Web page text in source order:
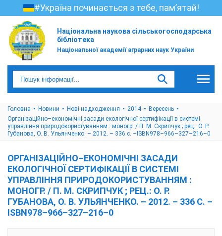
#Україна починається з тебе, пам’ятай!
Національна наукова сільськогосподарська
бібліотека
Національної академії аграрних наук України
Головна Новини Нові надходження 2014
Вересень
Організаційно–економічні засади екологічної сертифікації в системі
управління природокористуванням : моногр. / П. М. Скрипчук ; рец.: О. Р.
Губанова, О. В. Ульянченко. – 2012. – 336 с. –ISBN978–966–327–216–0
ОРГАНІЗАЦІЙНО–ЕКОНОМІЧНІ ЗАСАДИ
ЕКОЛОГІЧНОЇ СЕРТИФІКАЦІЇ В СИСТЕМІ
УПРАВЛІННЯ ПРИРОДОКОРИСТУВАННЯМ :
МОНОГР. / П. М. СКРИПЧУК ; РЕЦ.: О. Р.
ГУБАНОВА, О. В. УЛЬЯНЧЕНКО. – 2012. – 336 С. –
ISBN978–966–327–216–0